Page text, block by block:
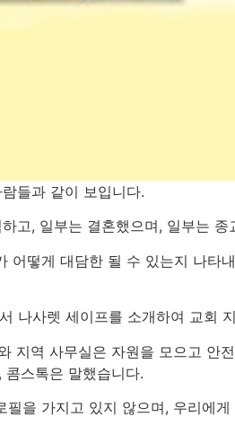
들과 같이 보입니다.
고, 일부는 결혼했으며, 일부는
어떻게 대담한 될 수 있는지 나
나사렛 세이프를 소개하여 교회
지역 사무실은 자원을 모으고 안
스톡은 말했습니다.
필을 가지고 있지 않으며, 우리에